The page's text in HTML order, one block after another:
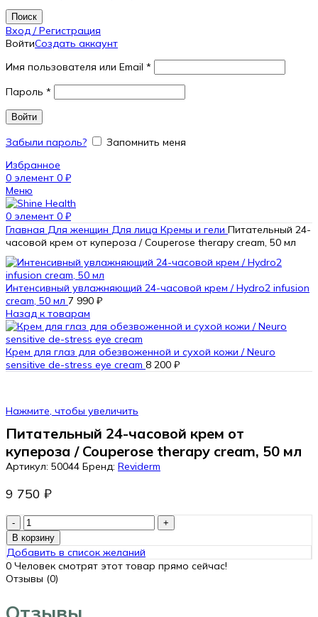
Поиск
Вход / Регистрация
ВойтиСоздать аккаунт
Имя пользователя или Email *
Пароль *
Войти
Забыли пароль?
Запомнить меня
Избранное
0 элемент 0 ₽
Меню
0 элемент 0 ₽
Главная Для женщин Для лица Кремы и гели Питательный 24-
часовой крем от купероза / Couperose therapy cream, 50 мл
Интенсивный увлажняющий 24-часовой крем / Hydro2 infusion
cream, 50 мл 7 990 ₽
Назад к товарам
Крем для глаз для обезвоженной и сухой кожи / Neuro
sensitive de-stress eye cream 8 200 ₽
Нажмите, чтобы увеличить
Питательный 24-часовой крем от
купероза / Couperose therapy cream, 50 мл
Артикул: 50044 Бренд: Reviderm
9 750 ₽
Количество
товара
Питательный
24-
часовой
крем
купероза
В корзину
Добавить в список желаний
0 Человек смотрят этот товар прямо сейчас!
Отзывы (0)